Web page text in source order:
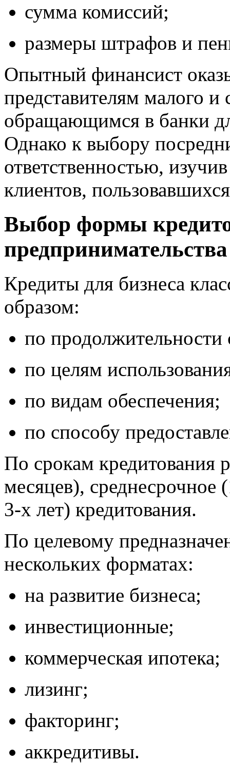
сумма комиссий;
размеры штрафов и
Опытный финансист
представителям малого и
обращающимся в банки
Однако к выбору
ответственностью,
клиентов,
Выбор формы
предпринимательства
Кредиты для бизнеса
образом:
по продолжительности
по целям
по видам обеспечения;
по способу
По срокам кредитования
месяцев), среднесрочное
3-х лет) кредитования.
По целевому
нескольких форматах:
на развитие бизнеса;
инвестиционные;
коммерческая ипотека;
лизинг;
факторинг;
аккредитивы.